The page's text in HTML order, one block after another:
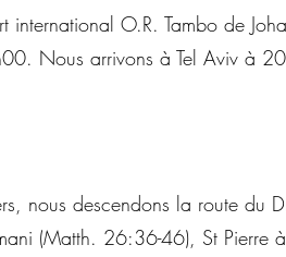
international O.R. Tambo de
Nous arrivons à Tel Aviv à
nous descendons la route du
(Matth. 26:36-46), St